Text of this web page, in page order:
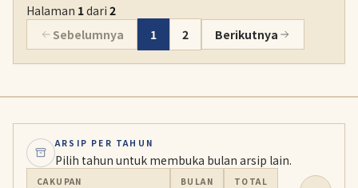
Halaman 1dari 2
Sebelumnya
1 2 Berikutnya
ARSIP PER TAHUN
Pilih tahun untuk membuka bulan arsip lain.
CAKUPAN BULAN TOTAL